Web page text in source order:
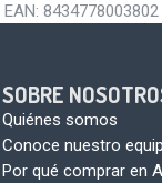
EAN: 8434778003802
SOBRE
Quiénes somos
Conoce nuestro
Por qué comprar en